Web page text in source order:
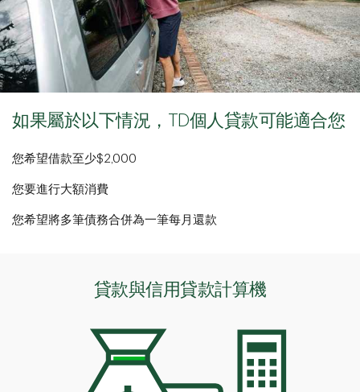
如果屬於以下情況，TD個人貸款可能適合您
您希望借款至少$2,000
您要進行大額消費
您希望將多筆債務合併為一筆每月還款
貸款與信用貸款計算機